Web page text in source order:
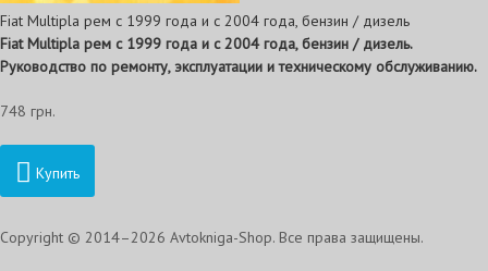
Fiat Multipla рем с 1999 года и с 2004 года, бензин / дизель
FiatMultipla рем с 1999 года и с 2004 года, бензин / дизель.
Руководство по ремонту, эксплуатации и техническому обслуживанию.
748 грн.
Купить
Copyright © 2014–2026 Avtokniga-Shop. Все права защищены.